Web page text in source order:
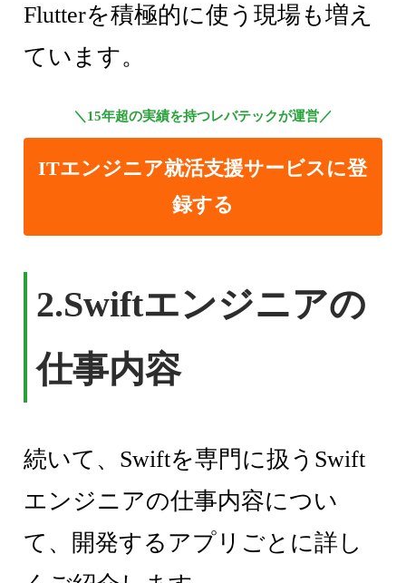
Flutterを積極的に使う現場も増え
ています。
＼15年超の実績を持つレバテックが運営／
ITエンジニア就活支援サービスに登
録する
2.Swiftエンジニアの
仕事内容
続いて、Swiftを専門に扱うSwift
エンジニアの仕事内容につい
て、開発するアプリごとに詳し